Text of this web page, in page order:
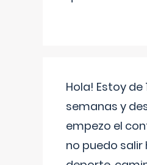
Hola! Estoy de
semanas y
empezo el
no puedo salir